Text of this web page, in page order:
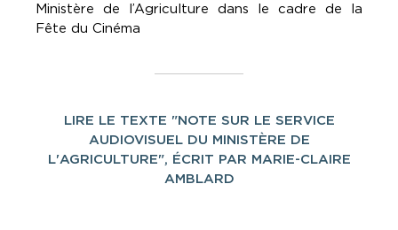
Ministère de l’Agriculture dans le cadre de la
Fête du Cinéma
LIRE LE TEXTE "NOTE SUR LE SERVICE
AUDIOVISUEL DU MINISTÈRE DE
L'AGRICULTURE", ÉCRIT PAR MARIE-CLAIRE
AMBLARD